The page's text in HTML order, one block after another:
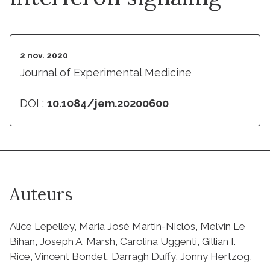
2 nov. 2020
Journal of Experimental Medicine
DOI : 10.1084/jem.20200600
Auteurs
Alice Lepelley, Maria José Martin-Niclós, Melvin Le
Bihan, Joseph A. Marsh, Carolina Uggenti, Gillian I.
Rice, Vincent Bondet, Darragh Duffy, Jonny Hertzog,